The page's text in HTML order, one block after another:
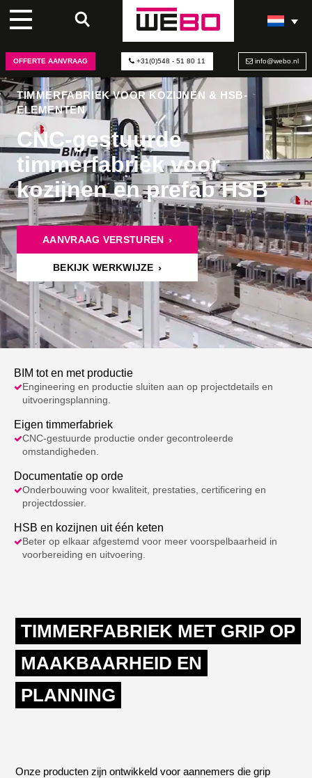
OFFERTE AANVRAAG +31(0)548 - 51 80 11 info@webo.nl
TIMMERFABRIEK VOOR KOZIJNEN & HSB-
ELEMENTEN
CNC-gestuurde
timmerfabriek voor
kozijnen en prefab HSB
AANVRAAG VERSTUREN
BEKIJK WERKWIJZE
BIM tot en met productie
Engineering en productie sluiten aan op projectdetails en
uitvoeringsplanning.
Eigen timmerfabriek
CNC-gestuurde productie onder gecontroleerde
omstandigheden.
Documentatie op orde
Onderbouwing voor kwaliteit, prestaties, certificering en
projectdossier.
HSB en kozijnen uit één keten
Beter op elkaar afgestemd voor meer voorspelbaarheid in
voorbereiding en uitvoering.
TIMMERFABRIEK MET GRIP OP
MAAKBAARHEID EN
PLANNING
Onze producten zijn ontwikkeld voor aannemers die grip